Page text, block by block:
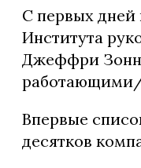
С первых
Института
Джеффри
Впервые
десятков